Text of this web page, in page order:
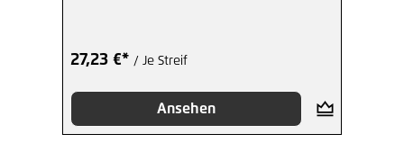
27,23 €* / Je Streif
Ansehen